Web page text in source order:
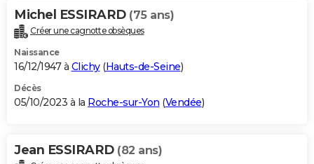
Michel ESSIRARD (75 ans)
Créer une cagnotte obsèques
Naissance
16/12/1947 à Clichy(Hauts-de-Seine)
Décès
05/10/2023 à la Roche-sur-Yon (Vendée)
Jean ESSIRARD (82 ans)